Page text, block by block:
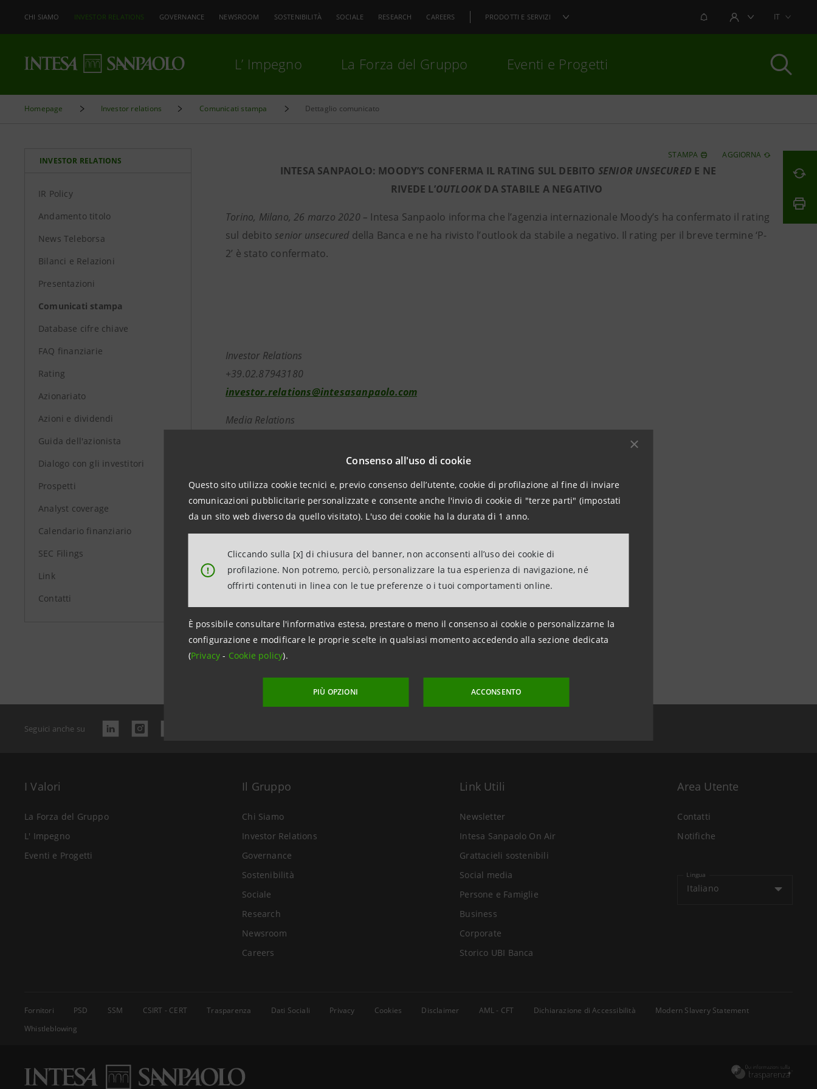
Consenso all'uso di cookie
Questo sito utilizza cookie tecnici e, previo consenso dell’utente, cookie di profilazione al fine di inviare
comunicazioni pubblicitarie personalizzate e consente anche l'invio di cookie di "terze parti" (impostati
da un sito web diverso da quello visitato). L'uso dei cookie ha la durata di 1 anno.
!
Cliccando sulla [x] di chiusura del banner, non acconsenti all’uso dei cookie di
profilazione. Non potremo, perciò, personalizzare la tua esperienza di navigazione, né
offrirti contenuti in linea con le tue preferenze o i tuoi comportamenti online.
È possibile consultare l'informativa estesa, prestare o meno il consenso ai cookie o personalizzarne la
configurazione e modificare le proprie scelte in qualsiasi momento accedendo alla sezione dedicata
(Privacy- Cookie policy).
PIÙ OPZIONI ACCONSENTO
CHI SIAMO INVESTOR RELATIONS GOVERNANCE NEWSROOM SOSTENIBILITÀ SOCIALE RESEARCH CAREERS PRODOTTI E SERVIZI NOTIFICHEAREA UTENTEIT
L’ Impegno La Forza del Gruppo Eventi e Progetti
Homepage Investor relations Comunicati stampa Dettaglio comunicato
INVESTOR RELATIONS
IR Policy
Andamento titolo
News Teleborsa
Bilanci e Relazioni
Presentazioni
Comunicati stampa
Database cifre chiave
FAQ finanziarie
Rating
Azionariato
Azioni e dividendi
Guida dell'azionista
Dialogo con gli investitori
Prospetti
Analyst coverage
Calendario finanziario
SEC Filings
Link
Contatti
STAMPA AGGIORNA
INTESA SANPAOLO: MOODY’S CONFERMA IL RATING SUL DEBITO SENIOR UNSECURED E NE
RIVEDE L’OUTLOOKDA STABILE A NEGATIVO
Torino, Milano, 26 marzo 2020 – Intesa Sanpaolo informa che l’agenzia internazionale Moody’s ha confermato il rating
sul debitosenior unsecured della Banca e ne ha rivisto l’outlook da stabile a negativo. Il rating per il breve termine ‘P-
2’ è stato confermato.
Investor Relations
+39.02.87943180
investor.relations@intesasanpaolo.com
Media Relations
stampa@intesasanpaolo.com
group.intesasanpaolo.com
Data ultimo aggiornamento 26 marzo 2020 alle ore 09:02
Seguici anche su
I Valori
La Forza del Gruppo
L' Impegno
Eventi e Progetti
Il Gruppo
Chi Siamo
Investor Relations
Governance
Sostenibilità
Sociale
Research
Newsroom
Careers
Link Utili
Newsletter
Intesa Sanpaolo On Air
Grattacieli sostenibili
Social media
Persone e Famiglie
Business
Corporate
Storico UBI Banca
Area Utente
Contatti
Notifiche
Lingua
Italiano
Fornitori PSD SSM CSIRT - CERT Trasparenza Dati Sociali Privacy Cookies Disclaimer AML - CFT Dichiarazione di Accessibilità
Modern Slavery Statement
Whistleblowing